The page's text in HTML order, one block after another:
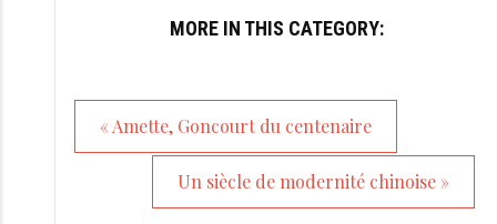
MORE IN THIS CATEGORY:
« Amette, Goncourt du centenaire
Un siècle de modernité chinoise »